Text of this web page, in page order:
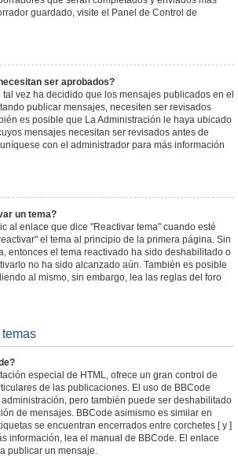
guardado, visite el Panel de Control de
ser aprobados?
vez ha decidido que los mensajes publicados en el
publicar mensajes, necesiten ser revisados
es posible que La Administración le haya ubicado
mensajes necesitan ser revisados antes de
con el administrador para más información
un tema?
al enlace que dice "Reactivar tema" cuando esté
el tema al principio de la primera página. Sin
entonces el tema reactivado ha sido deshabilitado o
no ha sido alcanzado aún. También es posible
al mismo, sin embargo, lea las reglas del foro
temas
especial de HTML, ofrece un gran control de
de las publicaciones. El uso de BBCode
pero también puede ser deshabilitado
de mensajes. BBCode asimismo es similar en
se encuentran encerrados entre corchetes [ y ]
información, lea el manual de BBCode. El enlace
publicar un mensaje.